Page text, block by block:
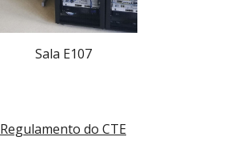
Sala E107
Regulamento do CTE